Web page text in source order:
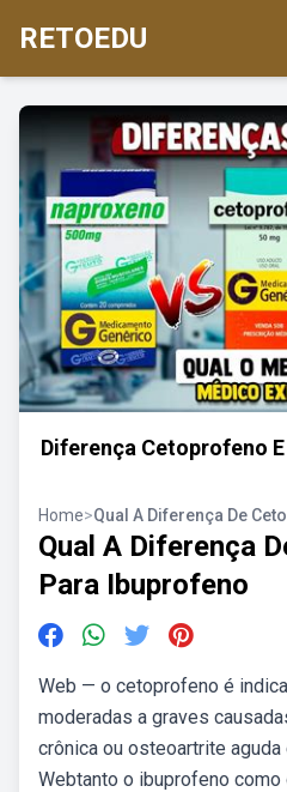
RETOEDU
Diferença Cetoprofeno
Home>Qual A Diferença De
Qual A Diferença
Para Ibuprofeno
Web — o cetoprofeno é
moderadas a graves
crônica ou osteoartrite
Webtanto o ibuprofeno como